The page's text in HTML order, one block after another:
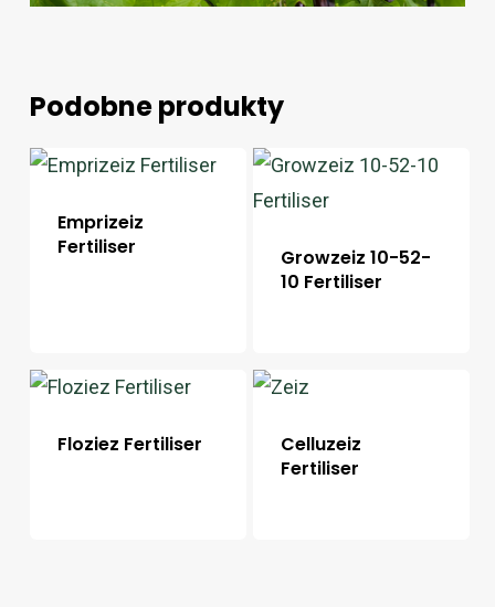
Podobne produkty
Emprizeiz
Fertiliser
Growzeiz 10-52-
10 Fertiliser
Floziez Fertiliser
Celluzeiz
Fertiliser